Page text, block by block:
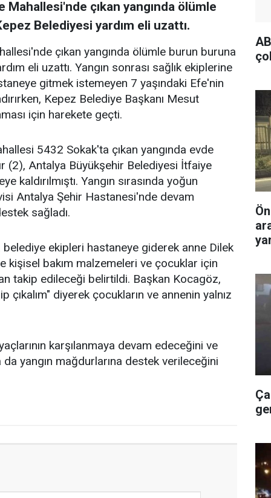
çıkan yangında ölümle
Belediyesi yardım eli uzattı.
çıkan yangında ölümle burun buruna
eli uzattı. Yangın sonrası sağlık ekiplerine
gitmek istemeyen 7 yaşındaki Efe'nin
Kepez Belediye Başkanı Mesut
için harekete geçti.
5432 Sokak'ta çıkan yangında evde
(2), Antalya Büyükşehir Belediyesi İtfaiye
kaldırılmıştı. Yangın sırasında yoğun
Antalya Şehir Hastanesi'nde devam
sağladı.
ekipleri hastaneye giderek anne Dilek
kişisel bakım malzemeleri ve çocuklar için
takip edileceği belirtildi. Başkan Kocagöz,
diyerek çocukların ve annenin yalnız
karşılanmaya devam edeceğini ve
yangın mağdurlarına destek verileceğini